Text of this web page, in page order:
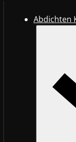
Abdichten